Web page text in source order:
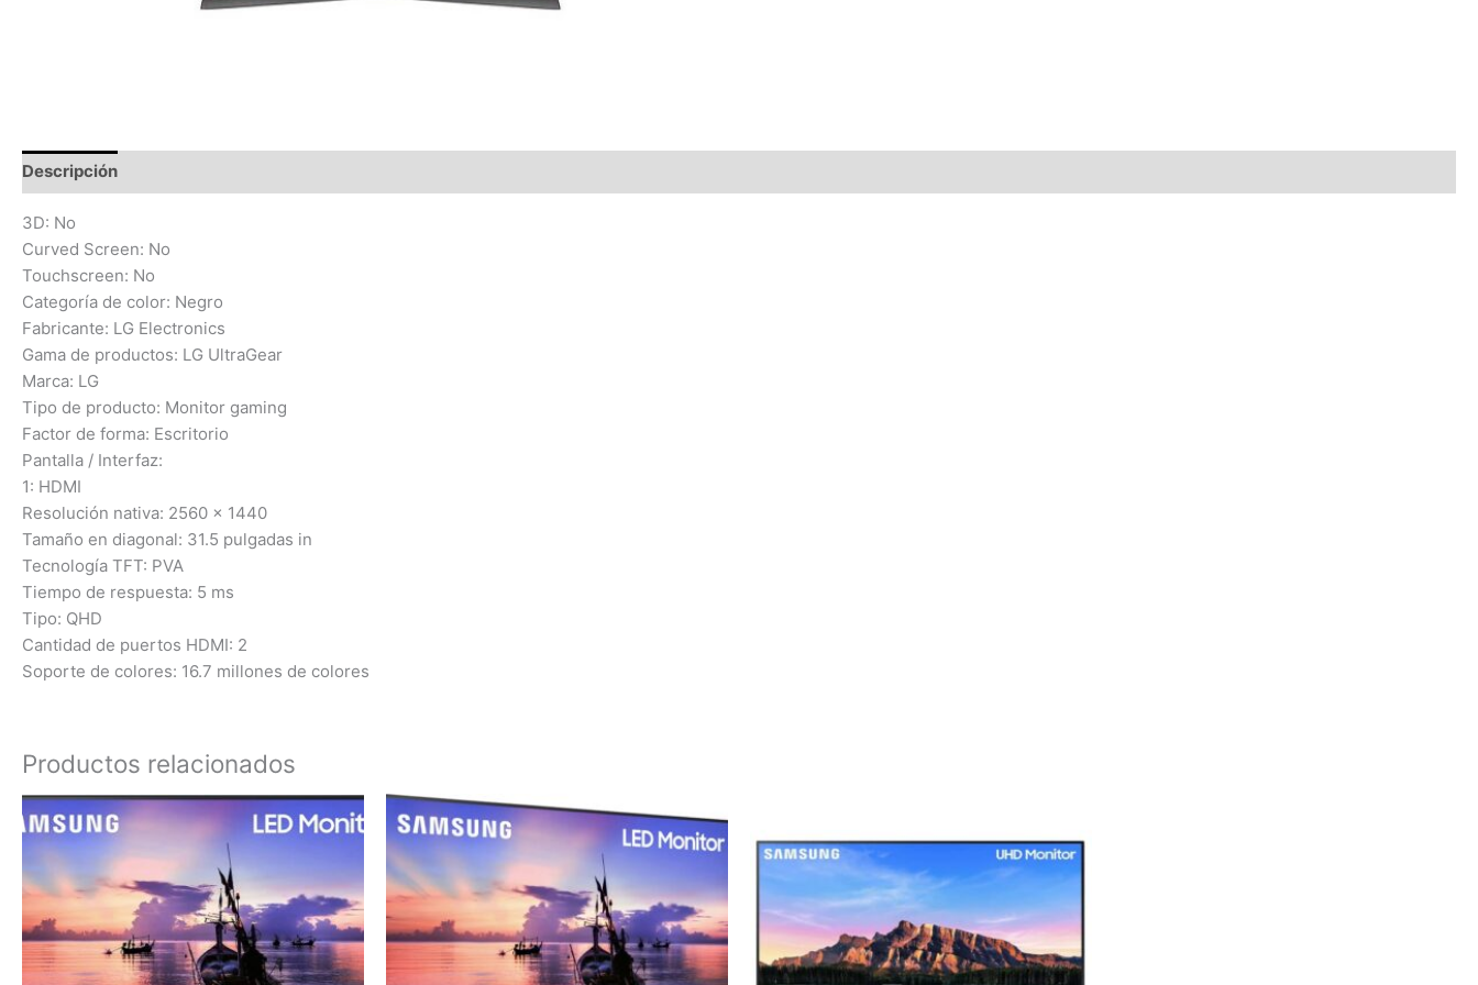
Descripción
3D: No
Curved Screen: No
Touchscreen: No
Categoría de color: Negro
Fabricante: LG Electronics
Gama de productos: LG UltraGear
Marca: LG
Tipo de producto: Monitor gaming
Factor de forma: Escritorio
Pantalla / Interfaz:
1: HDMI
Resolución nativa: 2560 x 1440
Tamaño en diagonal: 31.5 pulgadas in
Tecnología TFT: PVA
Tiempo de respuesta: 5 ms
Tipo: QHD
Cantidad de puertos HDMI: 2
Soporte de colores: 16.7 millones de colores
Productos relacionados